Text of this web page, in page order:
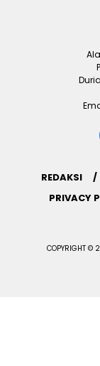
REDAKSI
PRIVACY
COPYRIGHT ©